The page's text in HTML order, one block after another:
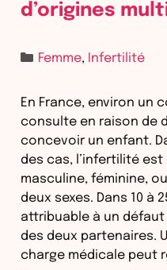
d’origines
Catégories
Femme, Infertilité
En France, environ un
consulte en raison de
concevoir un enfant.
des cas, l’infertilité est
masculine, féminine,
deux sexes. Dans 10 à
attribuable à un défaut
des deux partenaires.
charge médicale peut